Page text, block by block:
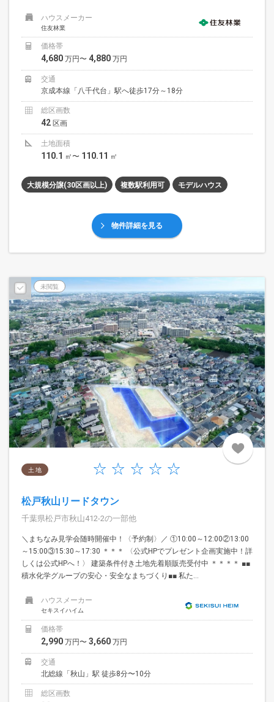
ハウスメーカー
住友林業
価格帯
4,680 万円〜 4,880 万円
交通
京成本線「八千代台」駅へ徒歩17分～18分
総区画数
42 区画
土地面積
110.1 ㎡〜 110.11 ㎡
大規模分譲(30区画以上) 複数駅利用可 モデルハウス
物件詳細を見る
未閲覧
土 地
松戸秋山リードタウン
千葉県松戸市秋山412-2の一部他
＼まちなみ見学会随時開催中！〈予約制〉／ ①10:00～12:00②13:00
～15:00③15:30～17:30 ＊＊＊ 〈公式HPでプレゼント企画実施中！詳
しくは公式HPへ！〉 建築条件付き土地先着順販売受付中 ＊＊＊＊ ■■
積水化学グループの安心・安全なまちづくり■■ 私た...
ハウスメーカー
セキスイハイム
価格帯
2,990 万円〜 3,660 万円
交通
北総線「秋山」駅 徒歩8分〜10分
総区画数